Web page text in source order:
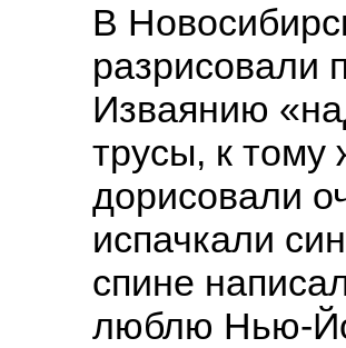
В
разрисовали
Изваянию
трусы, к тому
дорисовали
испачкали
спине
люблю Нью-